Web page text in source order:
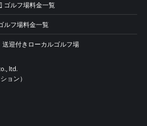
ゴルフ場料金一覧
ルフ場料金一覧
迎付きローカルゴルフ場
ltd.
ョン）